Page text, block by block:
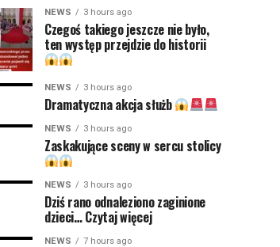
NEWS 3 hours ago
Czegoś takiego jeszcze nie było,
ten występ przejdzie do historii
NEWS 3 hours ago
Dramatyczna akcja służb
NEWS 3 hours ago
Zaskakujące sceny w sercu stolicy
NEWS 3 hours ago
Dziś rano odnaleziono zaginione
dzieci… Czytaj więcej
NEWS 7 hours ago